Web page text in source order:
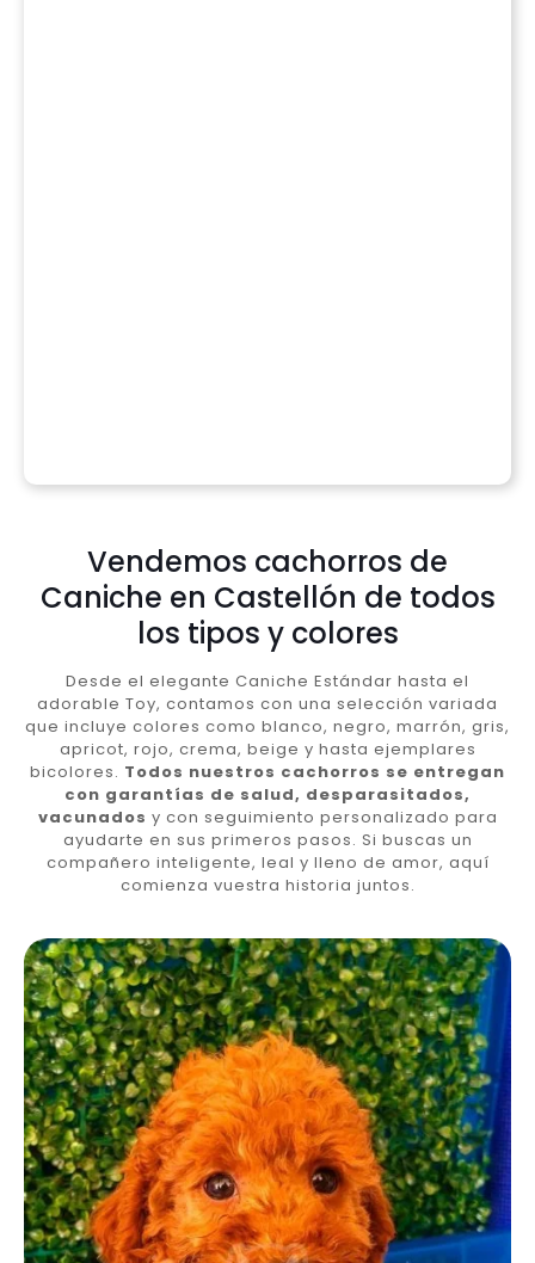
Vendemos cachorros de
Caniche en Castellón de todos
los tipos y colores
Desde el elegante Caniche Estándar hasta el
adorable Toy, contamos con una selección variada
que incluye colores como blanco, negro, marrón, gris,
apricot, rojo, crema, beige y hasta ejemplares
bicolores. Todos nuestros cachorros se entregan
con garantías de salud, desparasitados,
vacunados y con seguimiento personalizado para
ayudarte en sus primeros pasos. Si buscas un
compañero inteligente, leal y lleno de amor, aquí
comienza vuestra historia juntos.